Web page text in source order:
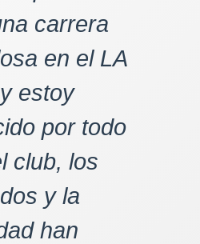
carrera
en el LA
estoy
por todo
club, los
y la
han